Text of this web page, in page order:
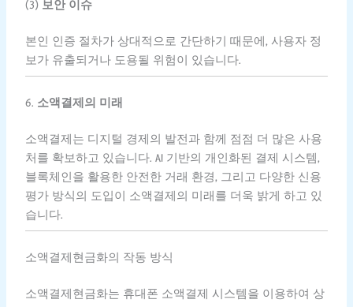
(3) 보안 이슈
본인 인증 절차가 상대적으로 간단하기 때문에, 사용자 정
보가 유출되거나 도용될 위험이 있습니다.
6. 소액결제의 미래
소액결제는 디지털 경제의 발전과 함께 점점 더 많은 사용
처를 확보하고 있습니다. AI 기반의 개인화된 결제 시스템,
블록체인을 활용한 안전한 거래 환경, 그리고 다양한 신용
평가 방식의 도입이 소액결제의 미래를 더욱 밝게 하고 있
습니다.
소액결제현금화의 작동 방식
소액결제현금화는 휴대폰 소액결제 시스템을 이용하여 상